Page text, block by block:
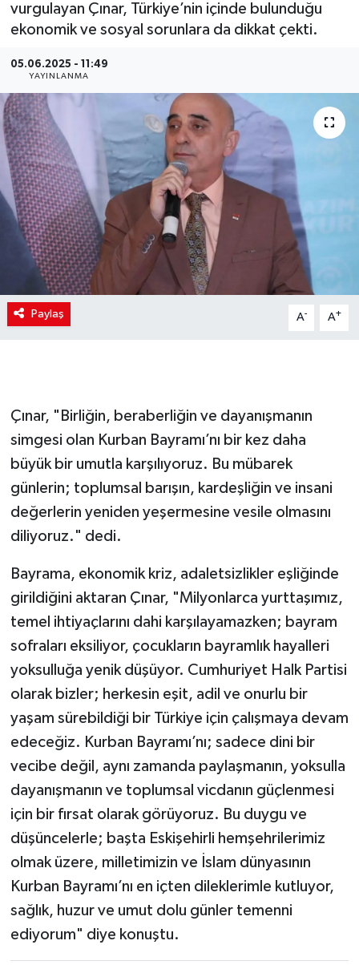
vurgulayan Çınar, Türkiye’nin içinde bulunduğu
ekonomik ve sosyal sorunlara da dikkat çekti.
05.06.2025 - 11:49
YAYINLANMA
Paylaş A- A+
Çınar, "Birliğin, beraberliğin ve dayanışmanın
simgesi olan Kurban Bayramı’nı bir kez daha
büyük bir umutla karşılıyoruz. Bu mübarek
günlerin; toplumsal barışın, kardeşliğin ve insani
değerlerin yeniden yeşermesine vesile olmasını
diliyoruz." dedi.
Bayrama, ekonomik kriz, adaletsizlikler eşliğinde
girildiğini aktaran Çınar, "Milyonlarca yurttaşımız,
temel ihtiyaçlarını dahi karşılayamazken; bayram
sofraları eksiliyor, çocukların bayramlık hayalleri
yoksulluğa yenik düşüyor. Cumhuriyet Halk Partisi
olarak bizler; herkesin eşit, adil ve onurlu bir
yaşam sürebildiği bir Türkiye için çalışmaya devam
edeceğiz. Kurban Bayramı’nı; sadece dini bir
vecibe değil, aynı zamanda paylaşmanın, yoksulla
dayanışmanın ve toplumsal vicdanın güçlenmesi
için bir fırsat olarak görüyoruz. Bu duygu ve
düşüncelerle; başta Eskişehirli hemşehrilerimiz
olmak üzere, milletimizin ve İslam dünyasının
Kurban Bayramı’nı en içten dileklerimle kutluyor,
sağlık, huzur ve umut dolu günler temenni
ediyorum" diye konuştu.